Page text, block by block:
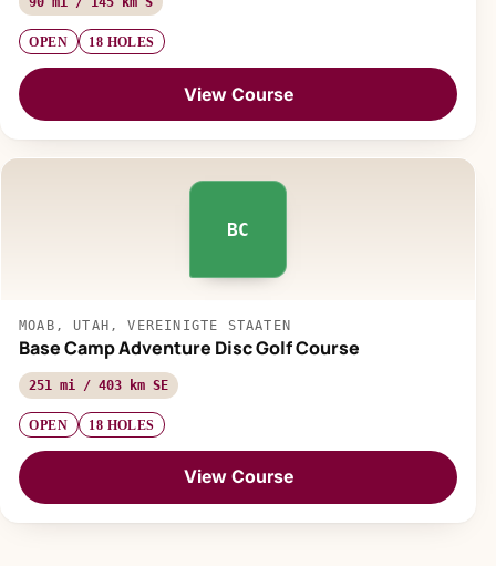
OPEN 18 HOLES
View Course
BC
MOAB, UTAH, VEREINIGTE STAATEN
Base Camp Adventure Disc Golf Course
251 mi / 403 km SE
OPEN 18 HOLES
View Course